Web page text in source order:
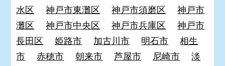
水区
神戸市東灘区 神戸市須磨区
神戸市
灘区
神戸市中央区 神戸市兵庫区
神戸市
長田区
姫路市 加古川市 明石市
相生
市
赤穂市 朝来市 芦屋市 尼崎市
淡